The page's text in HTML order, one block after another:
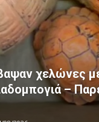
χελώνες
–